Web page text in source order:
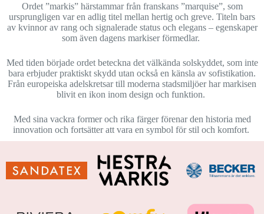
Ordet ”markis” härstammar från franskans ”marquise”, som
ursprungligen var en adlig titel mellan hertig och greve. Titeln bars
av kvinnor av rang och signalerade status och elegans – egenskaper
som även dagens markiser förmedlar.
Med tiden började ordet beteckna det välkända solskyddet, som inte
bara erbjuder praktiskt skydd utan också en känsla av sofistikation.
Från europeiska adelskretsar till moderna stadsmiljöer har markisen
blivit en ikon inom design och funktion.
Med sina vackra former och rika färger förenar den historia med
innovation och fortsätter att vara en symbol för stil och komfort.